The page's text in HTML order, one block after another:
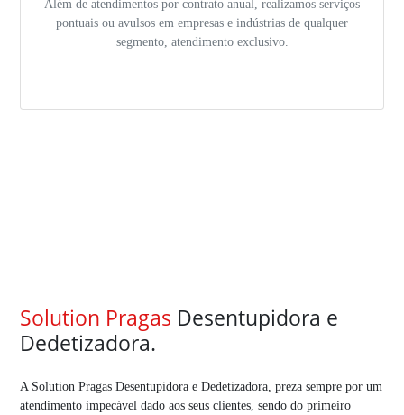
Além de atendimentos por contrato anual, realizamos serviços
pontuais ou avulsos em empresas e indústrias de qualquer
segmento, atendimento exclusivo.
Solution Pragas Desentupidora e
Dedetizadora.
A Solution Pragas Desentupidora e Dedetizadora, preza sempre por um
atendimento impecável dado aos seus clientes, sendo do primeiro